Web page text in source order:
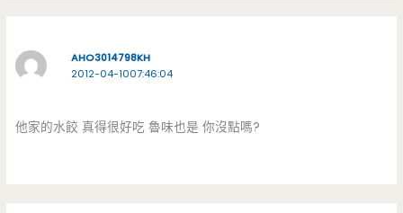
AHO3014798KH
2012-04-1007:46:04
他家的水餃 真得很好吃 魯味也是 你沒點嗎?